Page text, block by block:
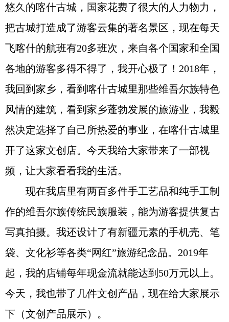
悠久的喀什古城，国家花费了很大的人力物力，
把古城打造成了游客云集的著名景区，现在每天
飞喀什的航班有20多班次，来自各个国家和全国
各地的游客多得不得了，我开心极了！2018年，
我回到家乡，看到喀什古城里那些维吾尔族特色
风情的建筑，看到家乡蓬勃发展的旅游业，我毅
然决定选择了自己所热爱的事业，在喀什古城里
开了这家文创店。今天我给大家带来了一部视
频，让大家看看我的生活。
现在我店里有两百多件手工艺品和纯手工制
作的维吾尔族传统民族服装，能为游客提供复古
写真拍摄。我还设计了有新疆元素的手机壳、笔
袋、文化衫等各类“网红”旅游纪念品。2019年
起，我的店铺每年现金流就能达到50万元以上。
今天，我也带了几件文创产品，现在给大家展示
下（文创产品展示）。